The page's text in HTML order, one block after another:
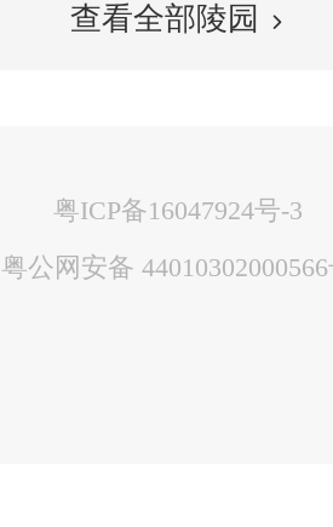
查看全部陵园
粤ICP备16047924号-3
粤公网安备